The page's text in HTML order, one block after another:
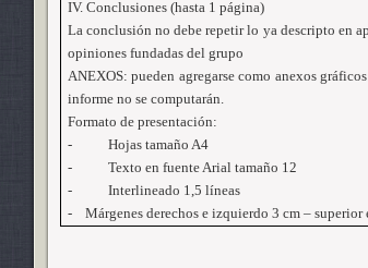
IV. Conclusiones (hasta 1 página)
La conclusión no debe repetir lo ya descripto en
opiniones fundadas del grupo
ANEXOS: pueden agregarse como anexos
informe no se computarán.
Formato de presentación:
-
Hojas tamaño A4
-
Texto en fuente Arial tamaño 12
-
Interlineado 1,5 líneas
-
Márgenes derechos e izquierdo 3 cm– superior